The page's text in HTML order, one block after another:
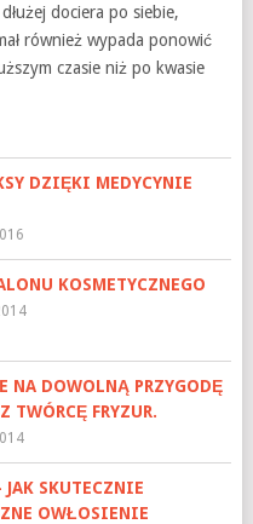
dociera po siebie,
również wypada ponowić
czasie niż po kwasie
DZIĘKI MEDYCYNIE
KOSMETYCZNEGO
NA DOWOLNĄ PRZYGODĘ
TWÓRCĘ FRYZUR.
SKUTECZNIE
OWŁOSIENIE